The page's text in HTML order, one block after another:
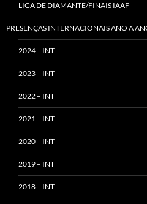
LIGA DE DIAMANTE/FINAIS IAAF
PRESENÇAS INTERNACIONAIS ANO A
2024 – INT
2023 – INT
2022 – INT
2021 – INT
2020 – INT
2019 – INT
2018 – INT